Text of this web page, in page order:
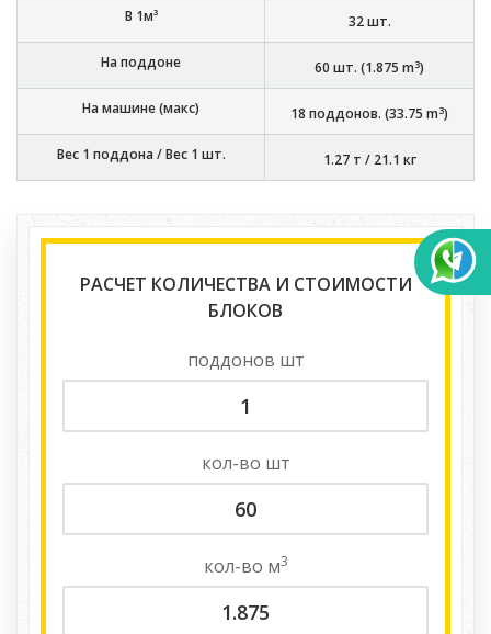
В 1м³ 32шт.
На поддоне 60 шт. (1.875 m3)
На машине (макс) 18 поддонов. (33.75 m3)
Вес 1 поддона / Вес 1 шт. 1.27 т / 21.1 кг
РАСЧЕТ КОЛИЧЕСТВА И СТОИМОСТИ
БЛОКОВ
поддонов шт
кол-во шт
кол-во м3